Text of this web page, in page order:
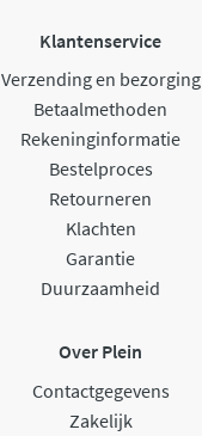
Klantenservice
Verzending en bezorging
Betaalmethoden
Rekeninginformatie
Bestelproces
Retourneren
Klachten
Garantie
Duurzaamheid
Over Plein
Contactgegevens
Zakelijk